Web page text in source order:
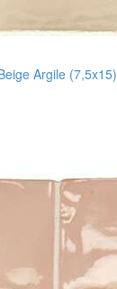
Argile (7,5x15)